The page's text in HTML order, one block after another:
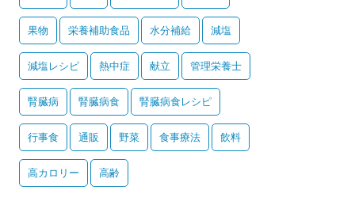
果物 栄養補助食品 水分補給 減塩
減塩レシピ 熱中症 献立 管理栄養士
腎臓病 腎臓病食 腎臓病食レシピ
行事食 通販 野菜 食事療法 飲料
高カロリー 高齢